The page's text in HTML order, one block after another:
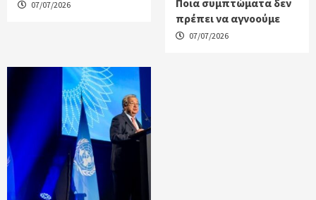
07/07/2026
πρέπει να αγνοούμε
07/07/2026